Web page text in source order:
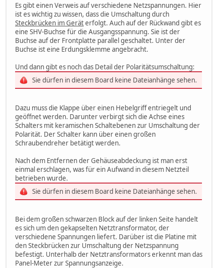
Es gibt einen Verweis auf verschiedene Netzspannungen. Hier
ist es wichtig zu wissen, dass die Umschaltung durch
Steckbrücken im Geräterfolgt. Auch auf der Rückwand gibt es
eine SHV-Buchse für die Ausgangsspannung. Sie ist der
Buchse auf der Frontplatte parallel geschaltet. Unter der
Buchse ist eine Erdungsklemme angebracht.
Und dann gibt es noch das Detail der Polaritätsumschaltung:
Sie dürfen in diesem Board keine Dateianhänge sehen.
Dazu muss die Klappe über einen Hebelgriff entriegelt und
geöffnet werden. Darunter verbirgt sich die Achse eines
Schalters mit keramischen Schaltebenen zur Umschaltung der
Polarität. Der Schalter kann über einen großen
Schraubendreher betätigt werden.
Nach dem Entfernen der Gehäuseabdeckung ist man erst
einmal erschlagen, was für ein Aufwand in diesem Netzteil
betrieben wurde.
Sie dürfen in diesem Board keine Dateianhänge sehen.
Bei dem großen schwarzen Block auf der linken Seite handelt
es sich um den gekapselten Netztransformator, der
verschiedene Spannungen liefert. Darüber ist die Platine mit
den Steckbrücken zur Umschaltung der Netzspannung
befestigt. Unterhalb der Netztransformators erkennt man das
Panel-Meter zur Spannungsanzeige.